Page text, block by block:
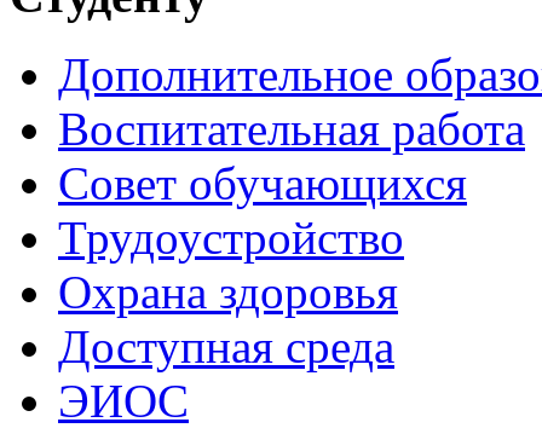
Дополнительное
Воспитательная работа
Совет обучающихся
Трудоустройство
Охрана здоровья
Доступная среда
ЭИОС